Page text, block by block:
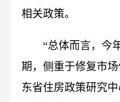
相关政策。
“总体而言，今
期，侧重于修复市
东省住房政策研究